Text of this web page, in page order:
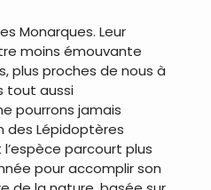
Monarques. Leur
moins émouvante
plus proches de nous à
tout aussi
pourrons jamais
des Lépidoptères
parcourt plus
pour accomplir son